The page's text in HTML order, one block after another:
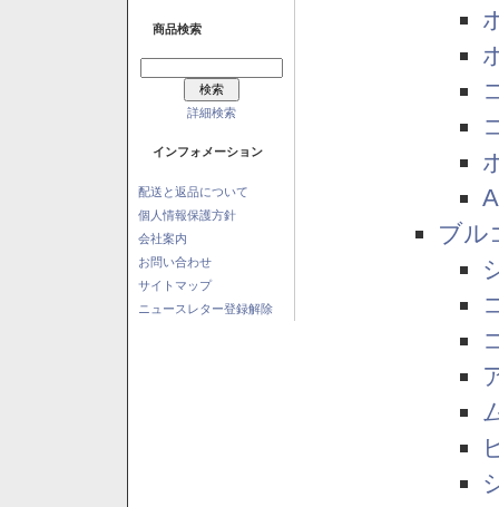
商品検索
詳細検索
インフォメーション
配送と返品について
個人情報保護方針
会社案内
お問い合わせ
サイトマップ
ニュースレター登録解除
ブル